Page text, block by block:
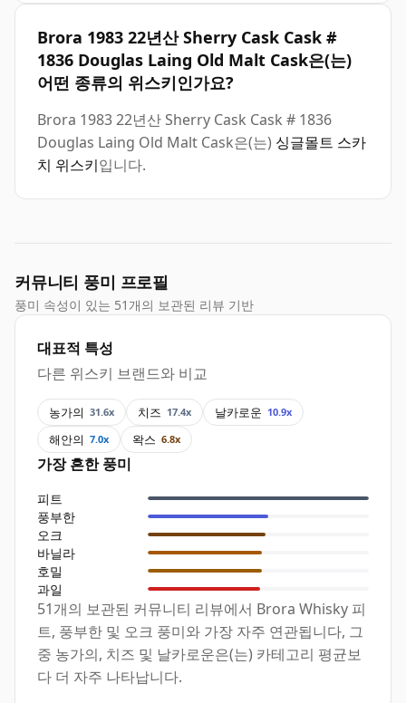
Brora 1983 22년산 Sherry Cask Cask #
1836 Douglas Laing Old Malt Cask은(는)
어떤 종류의 위스키인가요?
Brora 1983 22년산 Sherry Cask Cask # 1836
Douglas Laing Old Malt Cask은(는) 싱글몰트 스카
치 위스키입니다.
커뮤니티 풍미 프로필
풍미 속성이 있는 51개의 보관된 리뷰 기반
대표적 특성
다른 위스키 브랜드와 비교
농가의 31.6x 치즈 17.4x 날카로운 10.9x
해안의 7.0x 왁스 6.8x
가장 흔한 풍미
피트
풍부한
오크
바닐라
호밀
과일
51개의 보관된 커뮤니티 리뷰에서 Brora Whisky 피
트, 풍부한 및 오크 풍미와 가장 자주 연관됩니다, 그
중 농가의, 치즈 및 날카로운은(는) 카테고리 평균보
다 더 자주 나타납니다.